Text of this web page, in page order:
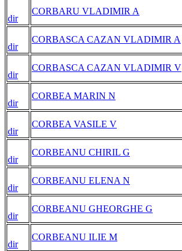
dir
CORBARU VLADIMIR A
dir
CORBASCA CAZAN VLADIMIR A
dir
CORBASCA CAZAN VLADIMIR V
dir
CORBEA MARIN N
dir
CORBEA VASILE V
dir
CORBEANU CHIRIL G
dir
CORBEANU ELENA N
dir
CORBEANU GHEORGHE G
dir
CORBEANU ILIE M